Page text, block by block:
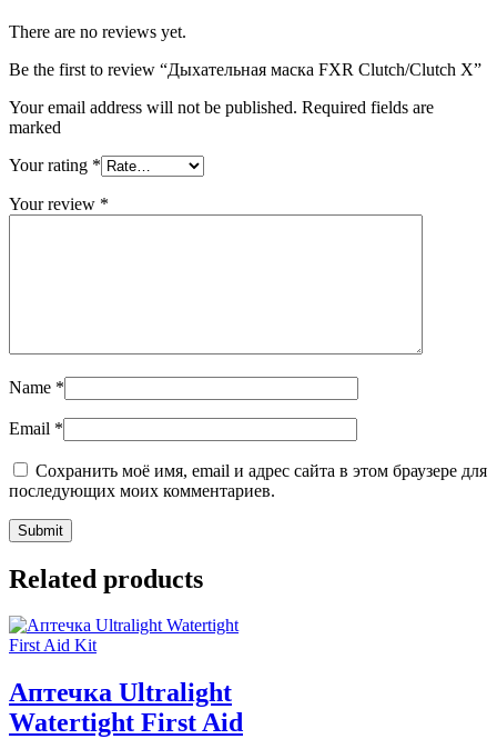
There are no reviews yet.
Be the first to review “Дыхательная маска FXR Clutch/Clutch X”
Your email address will not be published. Required fields are
marked
Your rating *
Your review *
Name *
Email *
Сохранить моё имя, email и адрес сайта в этом браузере для
последующих моих комментариев.
Related products
Аптечка Ultralight
Watertight First Aid